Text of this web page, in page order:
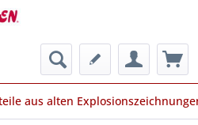
aus alten